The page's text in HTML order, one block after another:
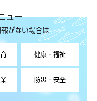
ュー
がない場合は
健康・福祉
防災・安全